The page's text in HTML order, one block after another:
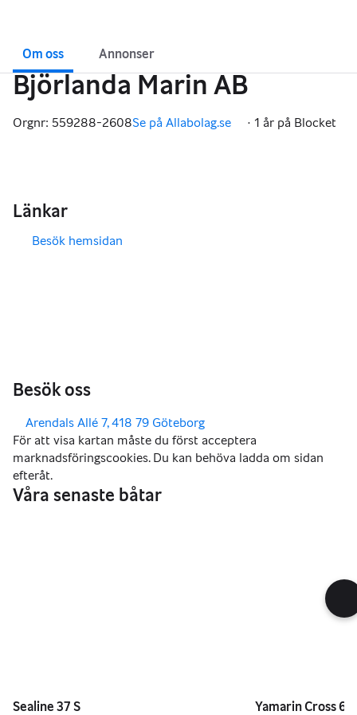
Om oss Annonser
Björlanda Marin AB
Orgnr: 559288-2608Se på Allabolag.se
, · 1 år på Blocket
Länkar
Besök hemsidan
Besök oss
Arendals Allé 7, 418 79 Göteborg
Våra senaste båtar
Sealine 37 S
Yamarin Cross 63